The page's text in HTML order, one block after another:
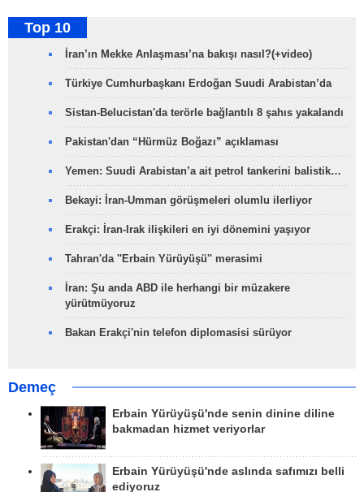
Top 10
İran’ın Mekke Anlaşması’na bakışı nasıl?(+video)
Türkiye Cumhurbaşkanı Erdoğan Suudi Arabistan’da
Sistan-Belucistan'da terörle bağlantılı 8 şahıs yakalandı
Pakistan'dan “Hürmüz Boğazı” açıklaması
Yemen: Suudi Arabistan’a ait petrol tankerini balistik…
Bekayi: İran-Umman görüşmeleri olumlu ilerliyor
Erakçi: İran-Irak ilişkileri en iyi dönemini yaşıyor
Tahran'da ''Erbain Yürüyüşü'' merasimi
İran: Şu anda ABD ile herhangi bir müzakere
yürütmüyoruz
Bakan Erakçi'nin telefon diplomasisi sürüyor
Demeç
Erbain Yürüyüşü'nde senin dinine diline
bakmadan hizmet veriyorlar
Erbain Yürüyüşü'nde aslında safımızı belli
ediyoruz